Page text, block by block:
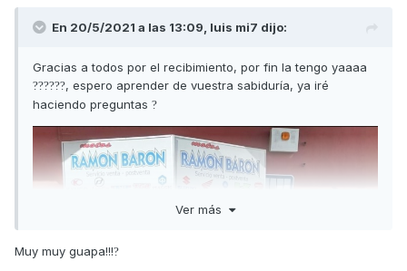
En 20/5/2021 a las 13:09, luis mi7 dijo:
Gracias a todos por el recibimiento, por fin la tengo yaaaa
??????, espero aprender de vuestra sabiduría, ya iré
haciendo preguntas ?
Ver más
Muy muy guapa!!!?